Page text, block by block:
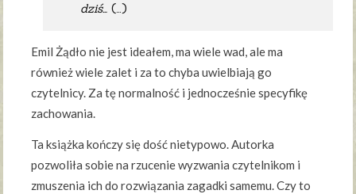
dziś… (…)
Emil Żądło nie jest ideałem, ma wiele wad, ale ma
również wiele zalet i za to chyba uwielbiają go
czytelnicy. Za tę normalność i jednocześnie specyfikę
zachowania.
Ta książka kończy się dość nietypowo. Autorka
pozwoliła sobie na rzucenie wyzwania czytelnikom i
zmuszenia ich do rozwiązania zagadki samemu. Czy to